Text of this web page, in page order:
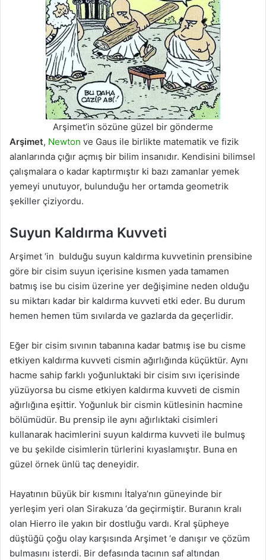
Arşimet’in sözüne güzel bir gönderme
Arşimet, Newton ve Gaus ile birlikte matematik ve fizik
alanlarında çığır açmış bir bilim insanıdır. Kendisini bilimsel
çalışmalara o kadar kaptırmıştır ki bazı zamanlar yemek
yemeyi unutuyor, bulunduğu her ortamda geometrik
şekiller çiziyordu.
Suyun Kaldırma Kuvveti
Arşimet ‘in bulduğu suyun kaldırma kuvvetinin prensibine
göre bir cisim suyun içerisine kısmen yada tamamen
batmış ise bu cisim üzerine yer değişimine neden olduğu
su miktarı kadar bir kaldırma kuvveti etki eder. Bu durum
hemen hemen tüm sıvılarda ve gazlarda da geçerlidir.
Eğer bir cisim sıvının tabanına kadar batmış ise bu cisme
etkiyen kaldırma kuvveti cismin ağırlığında küçüktür. Aynı
hacme sahip farklı yoğunluktaki bir cisim sıvı içerisinde
yüzüyorsa bu cisme etkiyen kaldırma kuvveti de cismin
ağırlığına eşittir. Yoğunluk bir cismin kütlesinin hacmine
bölümüdür. Bu prensip ile aynı ağırlıktaki cisimleri
kullanarak hacimlerini suyun kaldırma kuvveti ile bulmuş
ve bu şekilde cisimlerin türlerini kıyaslamıştır. Buna en
güzel örnek ünlü taç deneyidir.
Hayatının büyük bir kısmını İtalya’nın güneyinde bir
yerleşim yeri olan Sirakuza ‘da geçirmiştir. Buranın kralı
olan Hierro ile yakın bir dostluğu vardı. Kral şüpheye
düştüğü çoğu olay karşısında Arşimet ‘e danışır ve çözüm
bulmasını isterdi. Bir defasında tacının saf altından